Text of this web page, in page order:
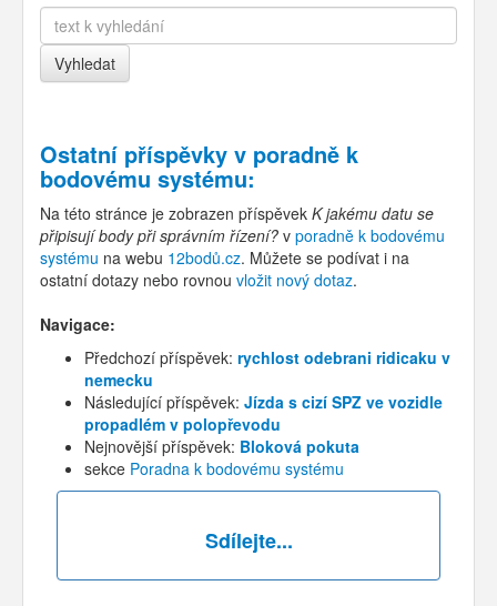
Ostatní příspěvky v poradně k
bodovému systému:
Na této stránce je zobrazen příspěvek K jakému datu se
připisují body při správním řízení? v poradně k bodovému
systému na webu 12bodů.cz. Můžete se podívat i na
ostatní dotazy nebo rovnou vložit nový dotaz.
Navigace:
Předchozí příspěvek: rychlost odebrani ridicaku v
nemecku
Následující příspěvek: Jízda s cizí SPZ ve vozidle
propadlém v polopřevodu
Nejnovější příspěvek: Bloková pokuta
sekce Poradna k bodovému systému
Sdílejte...